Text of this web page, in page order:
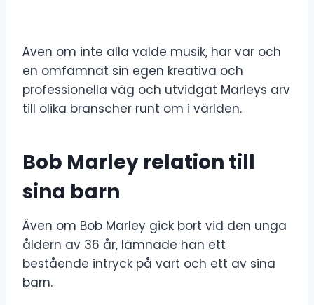
Även om inte alla valde musik, har var och
en omfamnat sin egen kreativa och
professionella väg och utvidgat Marleys arv
till olika branscher runt om i världen.
Bob Marley relation till
sina barn
Även om Bob Marley gick bort vid den unga
åldern av 36 år, lämnade han ett
bestående intryck på vart och ett av sina
barn.